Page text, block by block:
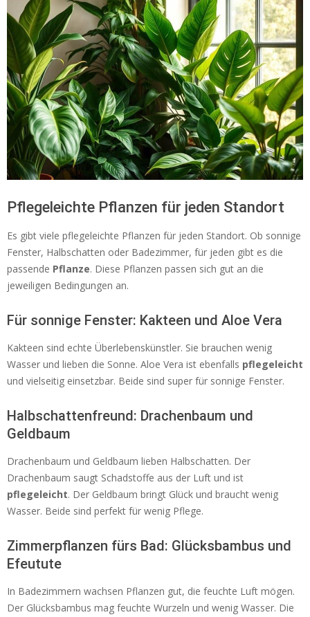
Pflegeleichte Pflanzen für jeden Standort
Es gibt viele pflegeleichte Pflanzen für jeden Standort. Ob sonnige
Fenster, Halbschatten oder Badezimmer, für jeden gibt es die
passende Pflanze. Diese Pflanzen passen sich gut an die
jeweiligen Bedingungen an.
Für sonnige Fenster: Kakteen und Aloe Vera
Kakteen sind echte Überlebenskünstler. Sie brauchen wenig
Wasser und lieben die Sonne. Aloe Vera ist ebenfalls pflegeleicht
und vielseitig einsetzbar. Beide sind super für sonnige Fenster.
Halbschattenfreund: Drachenbaum und
Geldbaum
Drachenbaum und Geldbaum lieben Halbschatten. Der
Drachenbaum saugt Schadstoffe aus der Luft und ist
pflegeleicht. Der Geldbaum bringt Glück und braucht wenig
Wasser. Beide sind perfekt für wenig Pflege.
Zimmerpflanzen fürs Bad: Glücksbambus und
Efeutute
In Badezimmern wachsen Pflanzen gut, die feuchte Luft mögen.
Der Glücksbambus mag feuchte Wurzeln und wenig Wasser. Die